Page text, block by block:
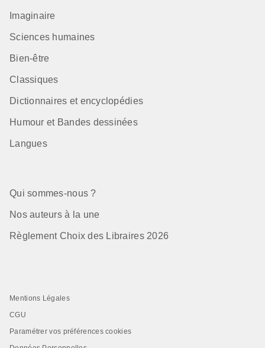
Imaginaire
Sciences humaines
Bien-être
Classiques
Dictionnaires et encyclopédies
Humour et Bandes dessinées
Langues
Qui sommes-nous ?
Nos auteurs à la une
Règlement Choix des Libraires 2026
Mentions Légales
CGU
Paramétrer vos préférences cookies